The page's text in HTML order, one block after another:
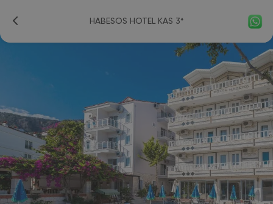
HABESOS HOTEL KAS 3*